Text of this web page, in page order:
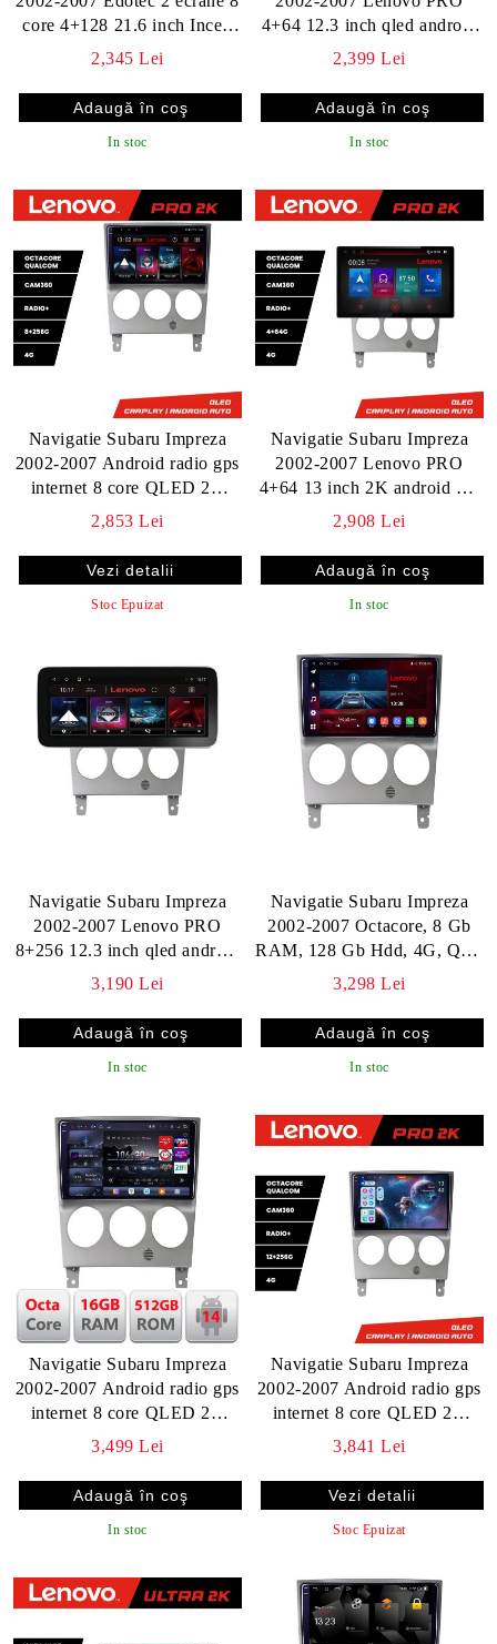
core 4+128 21.6 inch Incell
android Wifi 5Ghz gps
2,345 Lei
In stoc
4+64 12.3 inch qled android
4G DSP gps internet KIT-
2,399 Lei
In stoc
Navigatie Subaru Impreza
2002-2007 Android radio gps
internet 8 core QLED 2K
8+256 360 Lenovo
2,853 Lei
Vezi detalii
Stoc Epuizat
Navigatie Subaru Impreza
2002-2007 Lenovo PRO
4+64 13 inch 2K android 4G
DSP gps internet KIT-
2,908 Lei
In stoc
Navigatie Subaru Impreza
2002-2007 Lenovo PRO
8+256 12.3 inch qled android
4G DSP gps internet KIT-
3,190 Lei
In stoc
Navigatie Subaru Impreza
2002-2007 Octacore, 8 Gb
RAM, 128 Gb Hdd, 4G, Qled
2K, DSP, Carplay AA,
3,298 Lei
In stoc
Navigatie Subaru Impreza
2002-2007 Android radio gps
internet 8 core QLED 2K
16+512GB 360 Edotec
3,499 Lei
In stoc
Navigatie Subaru Impreza
2002-2007 Android radio gps
internet 8 core QLED 2K
12+256 360 Lenovo
3,841 Lei
Vezi detalii
Stoc Epuizat